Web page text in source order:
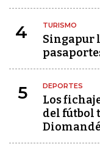
4 TURISMO
Singapur
5 DEPORTES
Los
del fútbol